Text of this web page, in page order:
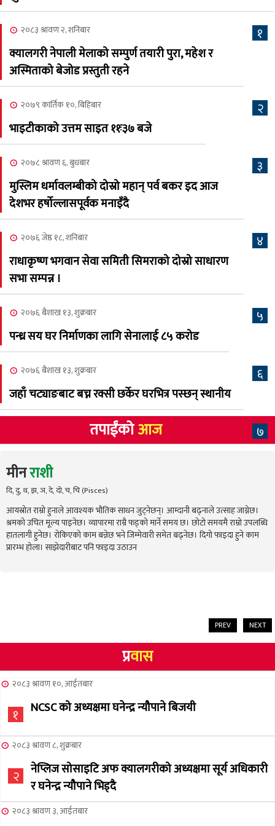
२०८३ श्रावण ६, बुधबार
कामना खबर पत्रिका
७ क्यालगरी नेपाली मेला
२०८३ श्रावण २, शनिबार
८
क्यालगरी नेपाली मेलाको
अस्मिताको बेजोड प्रस्तुती रहने
१
२०८३ श्रावण २, शनिबार
क्यालगरी नेपाली मेलाको सम्पुर्ण तयारी पुरा, महेश र
अस्मिताको बेजोड प्रस्तुती रहने
२
२०७९ कार्तिक १०, बिहिबार
भाइटीकाको उत्तम साइत ११ः३७ बजे
३
२०७८ श्रावण ६, बुधबार
मुस्लिम धर्मावलम्बीको दोस्रो महान् पर्व बकर इद आज
देशभर हर्षोल्लासपूर्वक मनाइँदै
४
२०७६ जेष्ठ १८, शनिबार
राधाकृष्ण भगवान सेवा समिती सिमराको दोस्रो साधारण
सभा सम्पन्न ।
५
२०७६ बैशाख १३, शुक्रबार
पन्ध्र सय घर निर्माणका लागि सेनालाई ८५ करोड
६
२०७६ बैशाख १३, शुक्रबार
जहाँ चट्याङबाट बच्न रक्सी छर्केर घरभित्र पस्छन् स्थानीय
७
तपाईंकोआज
मीनराशी
दि, दु, थ, झ, ञ, दे, दो, च, चि (Pisces)
आयस्रोत राम्रो हुनाले आवश्यक भौतिक साधन जुट्नेछन्। आम्दानी बढ्नाले उत्साह जाग्नेछ।
श्रमको उचित मूल्य पाइनेछ। व्यापारमा राम्रै फड्को मार्ने समय छ। छोटो समयमै राम्रो उपलब्धि
हातलागी हुनेछ। रोकिएको काम बन्नेछ भने जिम्मेवारी समेत बढ्नेछ। दिगो फाइदा हुने काम
प्रारम्भ होला। साझेदारीबाट पनि फाइदा उठाउन
PREV NEXT
प्रवास
२०८३ श्रावण १०, आईतबार
१ NCSC को अध्यक्षमा घनेन्द्र न्यौपाने बिजयी
२०८३ श्रावण ८, शुक्रबार
२
नेप्लिज सोसाइटि अफ क्यालगरीको अध्यक्षमा सूर्य अधिकारी
र घनेन्द्र न्यौपाने भिड्दै
२०८३ श्रावण ३, आईतबार